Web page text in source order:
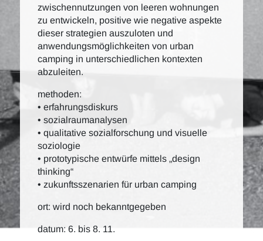
zwischennutzungen von leeren wohnungen
zu entwickeln, positive wie negative aspekte
dieser strategien auszuloten und
anwendungsmöglichkeiten von urban
camping in unterschiedlichen kontexten
abzuleiten.
methoden:
• erfahrungsdiskurs
• sozialraumanalysen
• qualitative sozialforschung und visuelle
soziologie
• prototypische entwürfe mittels „design
thinking“
• zukunftsszenarien für urban camping
ort: wird noch bekanntgegeben
datum: 6. bis 8. 11.